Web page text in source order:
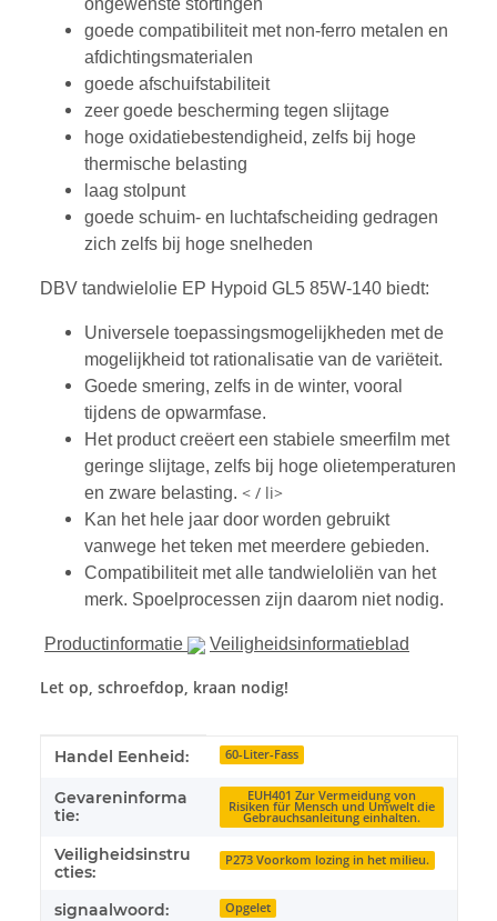
goede compatibiliteit met non-ferro metalen en
afdichtingsmaterialen
goede afschuifstabiliteit
zeer goede bescherming tegen slijtage
hoge oxidatiebestendigheid, zelfs bij hoge
thermische belasting
laag stolpunt
goede schuim- en luchtafscheiding gedragen
zich zelfs bij hoge snelheden
DBV tandwielolie EP Hypoid GL5 85W-140 biedt:
Universele toepassingsmogelijkheden met de
mogelijkheid tot rationalisatie van de variëteit.
Goede smering, zelfs in de winter, vooral
tijdens de opwarmfase.
Het product creëert een stabiele smeerfilm met
geringe slijtage, zelfs bij hoge olietemperaturen
en zware belasting. < / li>
Kan het hele jaar door worden gebruikt
vanwege het teken met meerdere gebieden.
Compatibiliteit met alle tandwieloliën van het
merk. Spoelprocessen zijn daarom niet nodig.
Productinformatie Veiligheidsinformatieblad
Let op, schroefdop, kraan nodig!
#productDetails.itemInformation#
#productDetails.itemValue#
Handel Eenheid: 60-Liter-Fass
Gevareninforma
tie:
EUH401 Zur Vermeidung von
Risiken für Mensch und Umwelt die
Gebrauchsanleitung einhalten.
Veiligheidsinstru
cties:
P273 Voorkom lozing in het milieu.
signaalwoord: Opgelet